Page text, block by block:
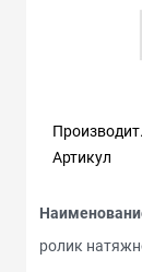
Производит.
Артикул
ролик